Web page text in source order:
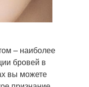
– наиболее
бровей в
вы можете